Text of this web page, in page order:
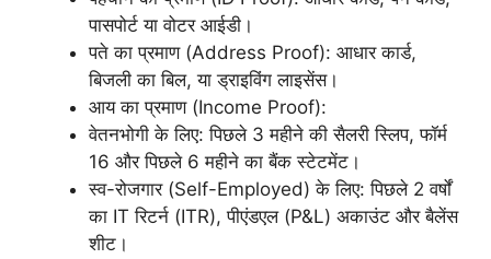
पासपोर्ट या वोटर आईडी।
पते का प्रमाण (Address Proof): आधार कार्ड,
बिजली का बिल, या ड्राइविंग लाइसेंस।
आय का प्रमाण (Income Proof):
वेतनभोगी के लिए: पिछले 3 महीने की सैलरी स्लिप, फॉर्म
16 और पिछले 6 महीने का बैंक स्टेटमेंट।
स्व-रोजगार (Self-Employed) के लिए: पिछले 2 वर्षों
का IT रिटर्न (ITR), पीएंडएल (P&L) अकाउंट और बैलेंस
शीट।